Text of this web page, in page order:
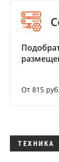
От 815
ТЕХНИКА